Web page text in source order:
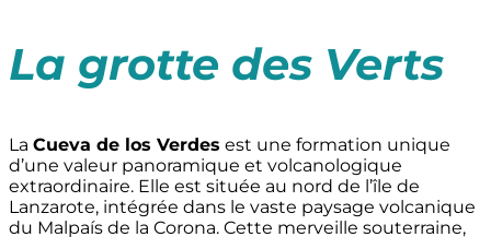
La grotte des Verts
La Cueva de los Verdes est une formation unique
d’une valeur panoramique et volcanologique
extraordinaire. Elle est située au nord de l’île de
Lanzarote, intégrée dans le vaste paysage volcanique
du Malpaís de la Corona. Cette merveille souterraine,